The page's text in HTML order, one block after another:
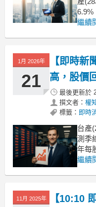
6.9%
高。
去
報酬
繼續
1月 2026年
21
【即時新
高，股價
最後更新於
撰文者： 權
標籤： 即時
台產
測季
年每
歷史
潛
力，
繼續
11月 2025年
【10:10